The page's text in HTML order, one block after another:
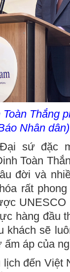
Thắng
Nhân dân)
sứ đặc
Toàn
đời và
rất
hàng đầu
khách sẽ
ấm áp của
đến Việt